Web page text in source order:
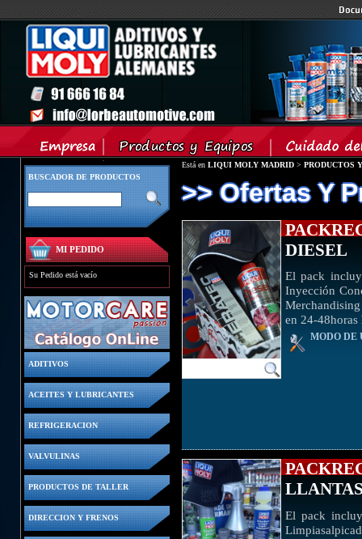
BUSCADOR DE PRODUCTOS
MI PEDIDO
Su Pedido está vacío
ADITIVOS
ACEITES Y LUBRICANTES
REFRIGERACION
VALVULINAS
PRODUCTOS DE TALLER
DIRECCION Y FRENOS
Está en LIQUI MOLY MADRID > PRODUCTOS
>> Ofertas Y
DIESEL
El pack
Inyección
en 24-48horas
MODO DE
El pack